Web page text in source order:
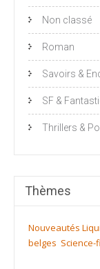
Non classé
Roman
Savoirs &
SF &
Thrillers &
Thèmes
Nouveautés
belges Science-